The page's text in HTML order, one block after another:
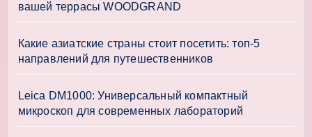
вашей террасы WOODGRAND
Какие азиатские страны стоит посетить: топ-5
направлений для путешественников
Leica DM1000: Универсальный компактный
микроскоп для современных лабораторий